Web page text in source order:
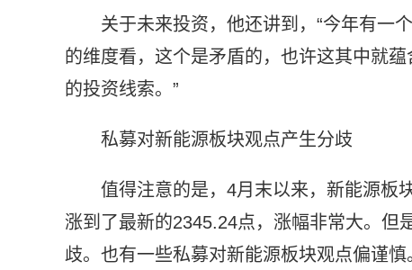
关于未来投资，他还讲到，“今年有一
的维度看，这个是矛盾的，也许这其中就
的投资线索。”
私募对新能源板块观点产生分歧
值得注意的是，4月末以来，新能源板
涨到了最新的2345.24点，涨幅非常大。但
歧。也有一些私募对新能源板块观点偏谨慎